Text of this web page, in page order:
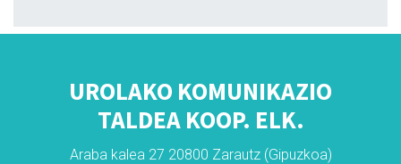
UROLAKO KOMUNIKAZIO
TALDEA KOOP. ELK.
Araba kalea 27 20800 Zarautz (Gipuzkoa)